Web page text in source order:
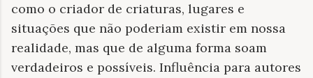
como o criador de criaturas, lugares e
situações que não poderiam existir em nossa
realidade, mas que de alguma forma soam
verdadeiros e possíveis. Influência para autores